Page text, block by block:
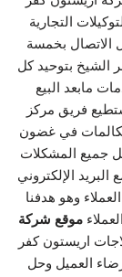
التجارية
الاتصال بخمسة
الشيخ بتوحيد كل
مابعد البيع
فريق مركز
في غضون
جميع المشكلات
الإلكتروني
وهو هدفنا
موقع شركة
اريستون كفر
العميل وحل